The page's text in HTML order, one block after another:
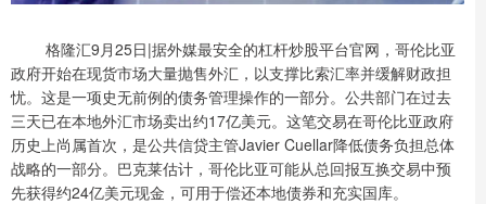
格隆汇9月25日|据外媒最安全的杠杆炒股平台官网，哥伦比亚
政府开始在现货市场大量抛售外汇，以支撑比索汇率并缓解财政担
忧。这是一项史无前例的债务管理操作的一部分。公共部门在过去
三天已在本地外汇市场卖出约17亿美元。这笔交易在哥伦比亚政府
历史上尚属首次，是公共信贷主管Javier Cuellar降低债务负担总体
战略的一部分。巴克莱估计，哥伦比亚可能从总回报互换交易中预
先获得约24亿美元现金，可用于偿还本地债券和充实国库。